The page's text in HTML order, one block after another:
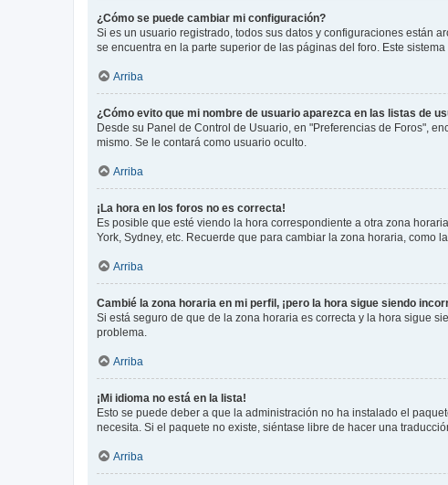
¿Cómo se puede cambiar mi configuración?
Si es un usuario registrado, todos sus datos y configuraciones están
se encuentra en la parte superior de las páginas del foro. Este
Arriba
¿Cómo evito que mi nombre de usuario aparezca en las listas de
Desde su Panel de Control de Usuario, en "Preferencias de Foros",
mismo. Se le contará como usuario oculto.
Arriba
¡La hora en los foros no es correcta!
Es posible que esté viendo la hora correspondiente a otra zona
York, Sydney, etc. Recuerde que para cambiar la zona horaria, como
Arriba
Cambié la zona horaria en mi perfil, ¡pero la hora sigue siendo
Si está seguro de que de la zona horaria es correcta y la hora sigue
problema.
Arriba
¡Mi idioma no está en la lista!
Esto se puede deber a que la administración no ha instalado el
necesita. Si el paquete no existe, siéntase libre de hacer una
Arriba